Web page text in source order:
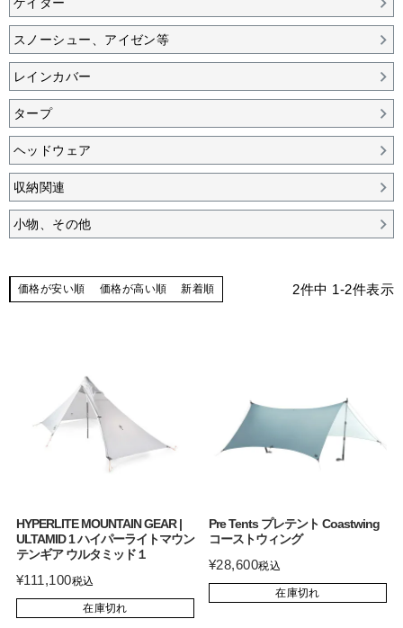
ゲイター
スノーシュー、アイゼン等
レインカバー
タープ
ヘッドウェア
収納関連
小物、その他
価格が安い順 価格が高い順 新着順 2件中 1-2件表示
HYPERLITE MOUNTAIN GEAR |
ULTAMID 1 ハイパーライトマウン
テンギア ウルタミッド１
¥111,100税込
在庫切れ
Pre Tents プレテント Coastwing
コーストウィング
¥28,600税込
在庫切れ